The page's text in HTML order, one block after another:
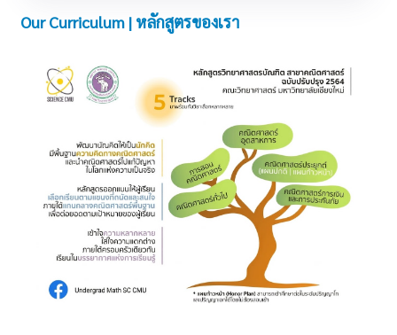
Our Curriculum | หลักสูตรของเรา